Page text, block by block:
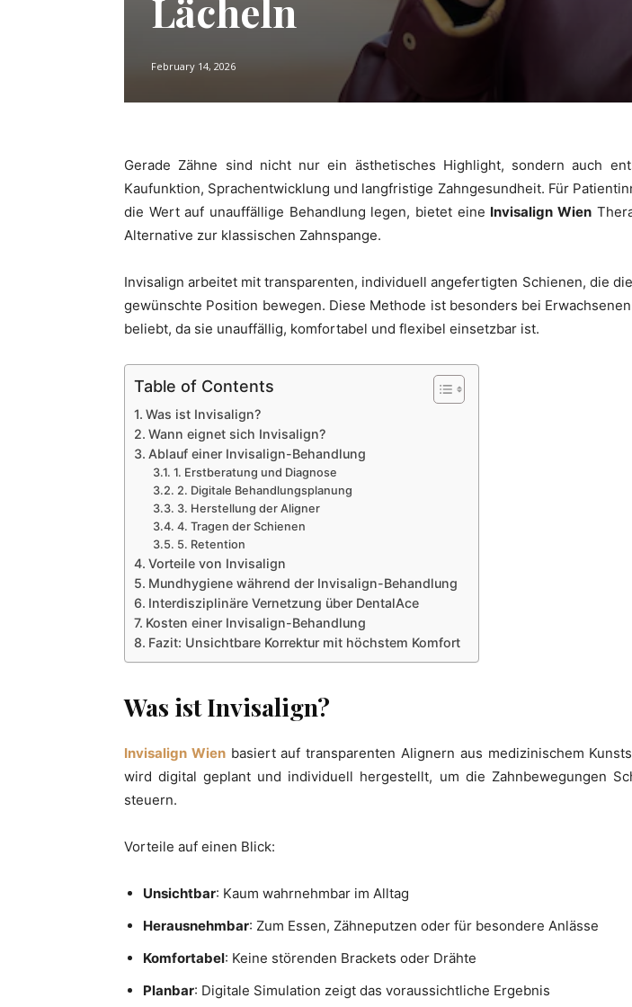
Lächeln
February 14, 2026
Gerade Zähne sind nicht nur ein ästhetisches Highlight, sondern auch
Kaufunktion, Sprachentwicklung und langfristige Zahngesundheit. Für
die Wert auf unauffällige Behandlung legen, bietet eine Invisalign Wien
Alternative zur klassischen Zahnspange.
Invisalign arbeitet mit transparenten, individuell angefertigten Schienen, die
gewünschte Position bewegen. Diese Methode ist besonders bei
beliebt, da sie unauffällig, komfortabel und flexibel einsetzbar ist.
Table of Contents
Was ist Invisalign?
Wann eignet sich Invisalign?
Ablauf einer Invisalign-Behandlung
1. Erstberatung und Diagnose
2. Digitale Behandlungsplanung
3. Herstellung der Aligner
4. Tragen der Schienen
5. Retention
Vorteile von Invisalign
Mundhygiene während der Invisalign-Behandlung
Interdisziplinäre Vernetzung über DentalAce
Kosten einer Invisalign-Behandlung
Fazit: Unsichtbare Korrektur mit höchstem Komfort
Was ist Invisalign?
Invisalign Wienbasiert auf transparenten Alignern aus medizinischem
wird digital geplant und individuell hergestellt, um die Zahnbewegungen
steuern.
Vorteile auf einen Blick:
Unsichtbar: Kaum wahrnehmbar im Alltag
Herausnehmbar: Zum Essen, Zähneputzen oder für besondere Anlässe
Komfortabel: Keine störenden Brackets oder Drähte
Planbar: Digitale Simulation zeigt das voraussichtliche Ergebnis